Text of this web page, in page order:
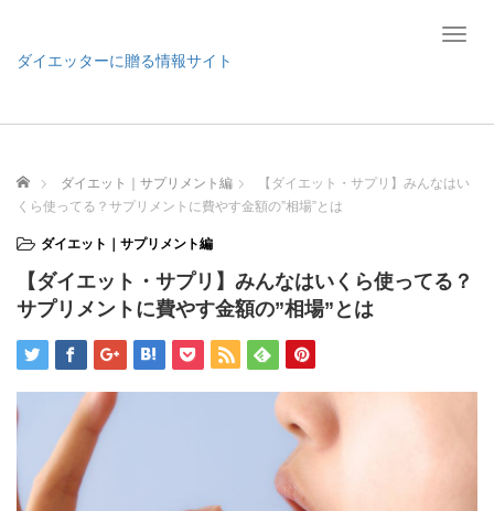
T
l
a
a
ダイエッターに贈る情報サイト
ホーム ダイエット｜サプリメント編
【ダイエット・サプリ】みんなはい
くら使ってる？サプリメントに費やす金額の”相場”とは
ダイエット｜サプリメント編
【ダイエット・サプリ】みんなはいくら使ってる？
サプリメントに費やす金額の”相場”とは